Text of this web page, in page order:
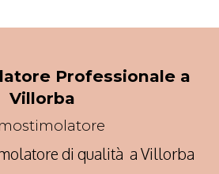
Professionale a
Villorba
di qualità a Villorba